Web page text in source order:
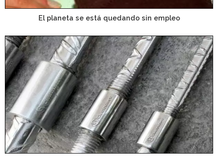
El planeta se está quedando sin empleo